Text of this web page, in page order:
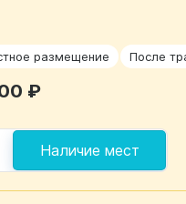
размещение После
Наличие мест
₽